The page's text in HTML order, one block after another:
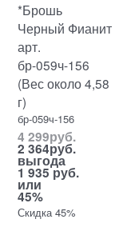
*Брошь
Черный Фианит
арт.
бр-059ч-156
(Вес около 4,58
г)
бр-059ч-156
4 299руб.
2 364руб.
выгода
1 935 руб.
или
45%
Скидка 45%